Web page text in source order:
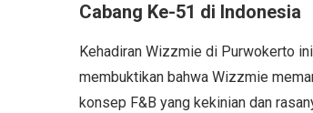
Cabang Ke-51 di Indonesia
Kehadiran Wizzmie di Purwokerto
membuktikan bahwa Wizzmie
konsep F&B yang kekinian dan